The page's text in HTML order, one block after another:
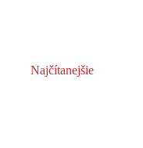
Najčítanejšie